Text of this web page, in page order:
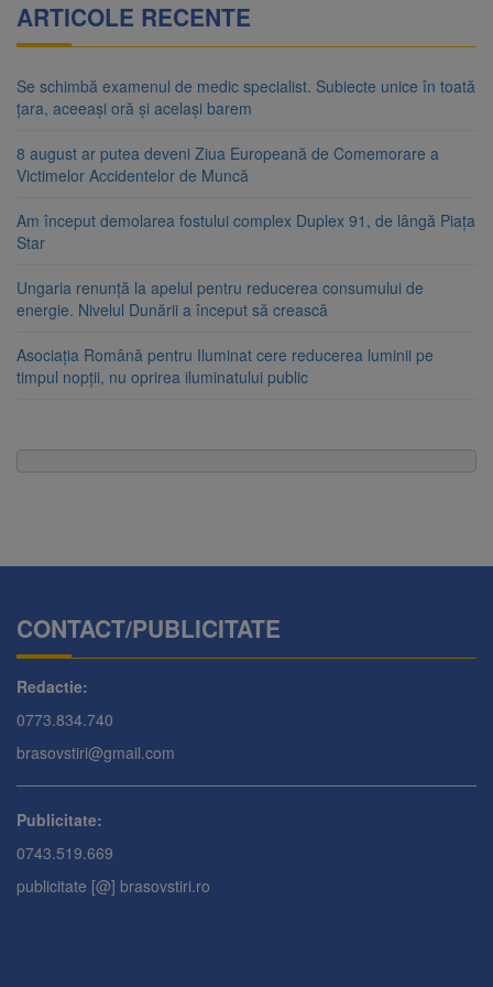
ARTICOLE RECENTE
Se schimbă examenul de medic specialist. Subiecte unice în toată
țara, aceeași oră și același barem
8 august ar putea deveni Ziua Europeană de Comemorare a
Victimelor Accidentelor de Muncă
Am început demolarea fostului complex Duplex 91, de lângă Piața
Star
Ungaria renunță la apelul pentru reducerea consumului de
energie. Nivelul Dunării a început să crească
Asociația Română pentru Iluminat cere reducerea luminii pe
timpul nopții, nu oprirea iluminatului public
CONTACT/PUBLICITATE
Redactie:
0773.834.740
brasovstiri@gmail.com
Publicitate:
0743.519.669
publicitate [@] brasovstiri.ro